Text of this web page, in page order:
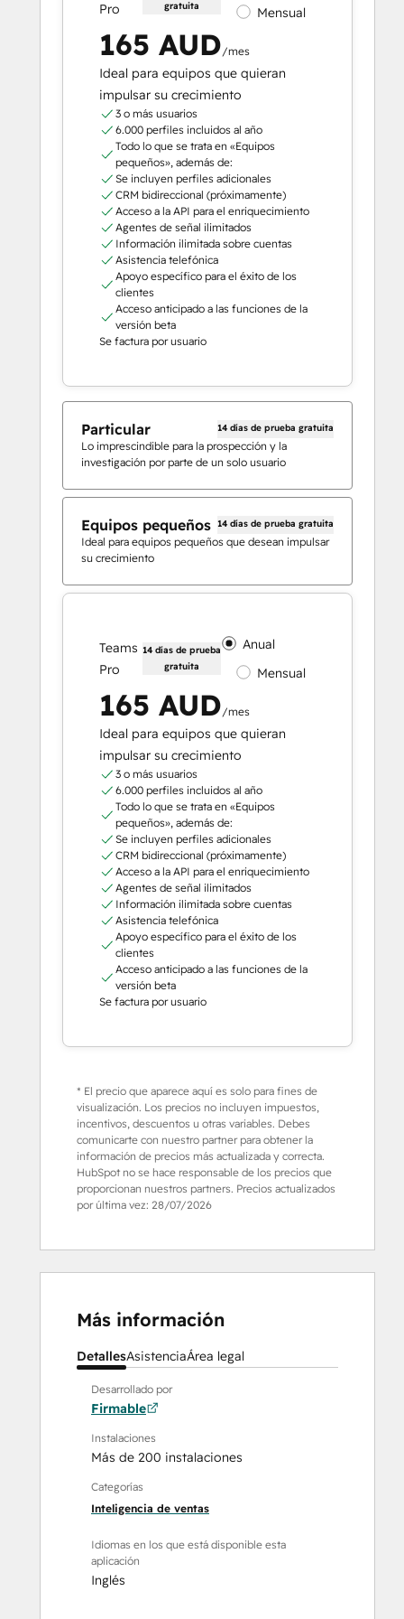
Pro gratuita Mensual
165 AUD/mes
Ideal para equipos que quieran
impulsar su crecimiento
3 o más usuarios
6.000 perfiles incluidos al año
Todo lo que se trata en «Equipos
pequeños», además de:
Se incluyen perfiles adicionales
CRM bidireccional (próximamente)
Acceso a la API para el enriquecimiento
Agentes de señal ilimitados
Información ilimitada sobre cuentas
Asistencia telefónica
Apoyo específico para el éxito de los
clientes
Acceso anticipado a las funciones de la
versión beta
Se factura por usuario
Particular 14 días de prueba gratuita
Lo imprescindible para la prospección y la
investigación por parte de un solo usuario
Equipos pequeños 14 días de prueba gratuita
Ideal para equipos pequeños que desean impulsar
su crecimiento
Teams
Pro
14 días de prueba
gratuita
Anual
Mensual
165 AUD/mes
Ideal para equipos que quieran
impulsar su crecimiento
3 o más usuarios
6.000 perfiles incluidos al año
Todo lo que se trata en «Equipos
pequeños», además de:
Se incluyen perfiles adicionales
CRM bidireccional (próximamente)
Acceso a la API para el enriquecimiento
Agentes de señal ilimitados
Información ilimitada sobre cuentas
Asistencia telefónica
Apoyo específico para el éxito de los
clientes
Acceso anticipado a las funciones de la
versión beta
Se factura por usuario
* El precio que aparece aquí es solo para fines de
visualización. Los precios no incluyen impuestos,
incentivos, descuentos u otras variables. Debes
comunicarte con nuestro partner para obtener la
información de precios más actualizada y correcta.
HubSpot no se hace responsable de los precios que
proporcionan nuestros partners. Precios actualizados
por última vez: 28/07/2026
Más información
DetallesAsistenciaÁrea legal
Desarrollado por
Firmable
Instalaciones
Más de 200 instalaciones
Categorías
Inteligencia de ventas
Idiomas en los que está disponible esta
aplicación
Inglés